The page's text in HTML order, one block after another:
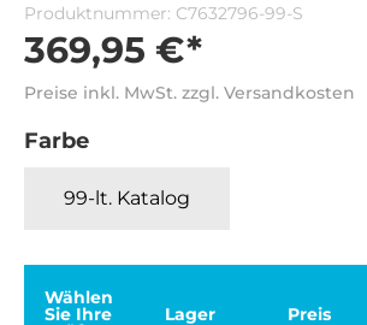
Produktnummer: C7632796-99-S
369,95 €*
Preise inkl. MwSt. zzgl. Versandkosten
Farbe
99-lt. Katalog
Wählen
Sie Ihre Lager Preis